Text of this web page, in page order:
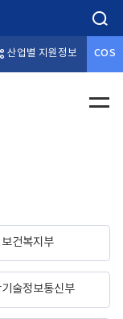
산업별 지원정보 COS
전체메
보건복지부
술정보통신부